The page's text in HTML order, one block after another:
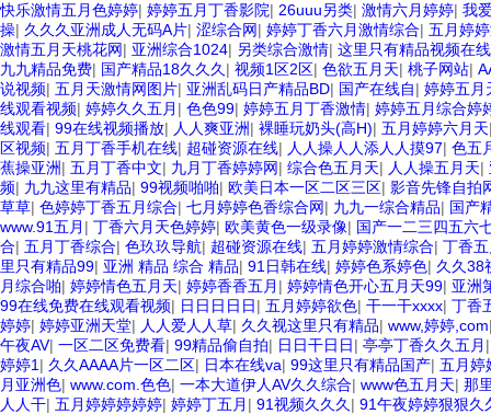
快乐激情五月色婷婷| 婷婷五月丁香影院| 26uuu另类| 激情六月婷婷| 我
操| 久久久亚洲成人无码A片| 涩综合网| 婷婷丁香六月激情综合| 五月婷
激情五月天桃花网| 亚洲综合1024| 另类综合激情| 这里只有精品视频在线
九九精品免费| 国产精品18久久久 | 视频1区2区| 色欲五月天| 桃子网站|
说视频| 五月天激情网图片| 亚洲乱码日产精品BD| 国产在线自| 婷婷五月
线观看视频| 婷婷久久五月 | 色色99| 婷婷五月丁香激情| 婷婷五月综合婷
线观看| 99在线视频播放| 人人爽亚洲| 裸睡玩奶头(高H)| 五月婷婷六月天
区视频| 五月丁香手机在线| 超碰资源在线| 人人操人人添人人摸97| 色五
蕉操亚洲| 五月丁香中文| 九月丁香婷婷网| 综合色五月天| 人人操五月天|
频| 九九这里有精品| 99视频啪啪| 欧美日本一区二区三区| 影音先锋自拍
草草| 色婷婷丁香五月综合| 七月婷婷色香综合网| 九九一综合精品| 国产
www.91五月 | 丁香六月天色婷婷| 欧美黄色一级录像| 国产一二三四五六
合| 五月丁香综合| 色玖玖导航| 超碰资源在线| 五月婷婷激情综合| 丁香
里只有精品99| 亚洲 精品 综合 精品| 91日韩在线| 婷婷色系婷色| 久久38
月综合啪| 婷婷情色五月天| 婷婷香香五月 | 婷婷情色开心五月天99| 亚洲
99在线免费在线观看视频| 日日日日日| 五月婷婷欲色| 干一干xxxx| 丁香
婷婷| 婷婷亚洲天堂| 人人爱人人草| 久久视这里只有精品| www,婷婷,com
午夜AV| 一区二区免费看| 99精品偷自拍| 日日干日日| 亭亭丁香久久五月
婷婷1 | 久久AAAA片一区二区| 日本在线va| 99这里只有精品国产| 五月婷
月亚洲色| www.com.色色| 一本大道伊人AV久久综合| www色五月天| 那
人人干| 五月婷婷婷婷婷| 婷婷丁五月 | 91视频久久久 | 91午夜婷婷狠狠久